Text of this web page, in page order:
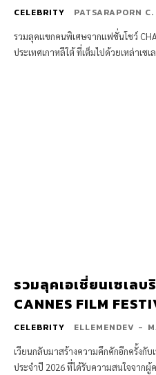
CELEBRITY PATSARAPORN C.
รวมลุคแขกคนพิเศษจากแฟชั่นโชว์
ประเทศเกาหลีใต้ ที่เต็มไปด้วยเหล่าเซ
รวมลุคเอเชี่ยนเซเล
CANNES FILM
CELEBRITY ELLEMENDEV -
เวียนกลับมาสร้างความคึกคักอีกครั้งกั
ประจำปี 2026 ที่ได้รับความสนใจจากผู้